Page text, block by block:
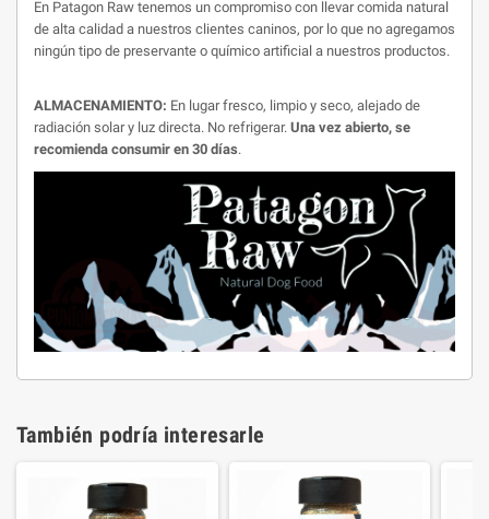
En Patagon Raw tenemos un compromiso con llevar comida natural
de alta calidad a nuestros clientes caninos, por lo que no agregamos
ningún tipo de preservante o químico artificial a nuestros productos.
ALMACENAMIENTO: En lugar fresco, limpio y seco, alejado de
radiación solar y luz directa. No refrigerar. Una vez abierto, se
recomienda consumir en 30 días.
También podría interesarle